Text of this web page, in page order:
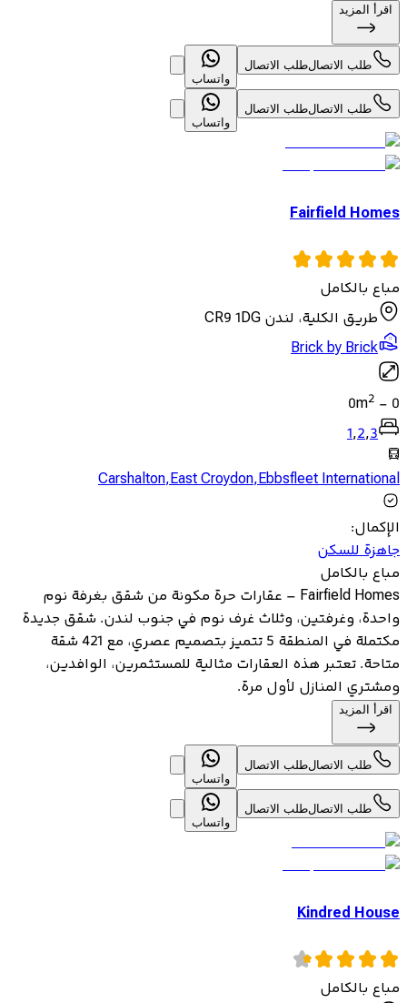
اقرأ المزيد
طلب الاتصالطلب الاتصال
واتساب
طلب الاتصالطلب الاتصال
واتساب
Fairfield Homes
مباع بالكامل
طريق الكلية، لندن CR9 1DG
Brick by Brick
0
-
0m2
1,2,3
Carshalton,East Croydon,Ebbsfleet International
الإكمال:
جاهزة للسكن
مباع بالكامل
Fairfield Homes – عقارات حرة مكونة من شقق بغرفة نوم
واحدة، وغرفتين، وثلاث غرف نوم في جنوب لندن. شقق جديدة
مكتملة في المنطقة 5 تتميز بتصميم عصري، مع 421 شقة
متاحة. تعتبر هذه العقارات مثالية للمستثمرين، الوافدين،
ومشتري المنازل لأول مرة.
اقرأ المزيد
طلب الاتصالطلب الاتصال
واتساب
طلب الاتصالطلب الاتصال
واتساب
Kindred House
مباع بالكامل